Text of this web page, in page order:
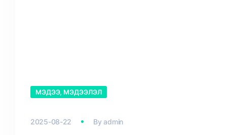
МЭДЭЭ, МЭДЭЭЛЭЛ
2025-08-22 Byadmin